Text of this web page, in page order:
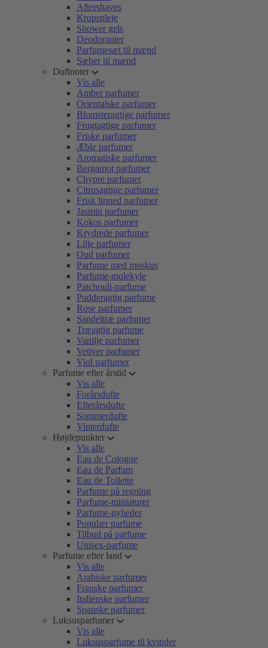
Aftershaves
Kropspleje
Shower gels
Deodoranter
Parfumesæt til mænd
Sæber til mænd
Duftnoter
Vis alle
Amber parfumer
Orientalske parfumer
Blomsteragtige parfumer
Frugtagtige parfumer
Friske parfumer
Æble parfumer
Aromatiske parfumer
Bergamot parfumer
Chypre parfumer
Citrusagtige parfumer
Frisk linned parfumer
Jasmin parfumer
Kokos parfumer
Krydrede parfumer
Lilje parfumer
Oud parfumer
Parfume med moskus
Parfume-molekyle
Patchouli-parfume
Pudderagtig parfume
Rose parfumer
Sandeltræ parfumer
Træagtig parfume
Vanilje parfumer
Vetiver parfumer
Viol parfumer
Parfume efter årstid
Vis alle
Forårsdufte
Efterårsdufte
Sommerdufte
Vinterdufte
Højdepunkter
Vis alle
Eau de Cologne
Eau de Parfum
Eau de Toilette
Parfume på regning
Parfume-miniaturer
Parfume-nyheder
Populær parfume
Tilbud på parfume
Unisex-parfume
Parfume efter land
Vis alle
Arabiske parfumer
Franske parfumer
Italienske parfumer
Spanske parfumer
Luksusparfumer
Vis alle
Luksusparfume til kvinder